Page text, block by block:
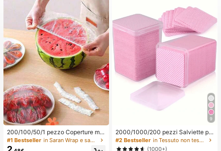
200/100/50/1 pezzo Coperture mo
nouso in pellicola trasparente per al
imenti, Coperture per doccia, Sacc
#1 Bestseller in Saran Wrap e sacchetti di plastica
9
2000/1000/200 pezzi Salviette pe
r la pulizia delle unghie - Tamponi p
rofessionali senza pelucchi per rim
#2 Bestseller
in Tessuto non tessuto Strumenti per la rimozione
(1000+)